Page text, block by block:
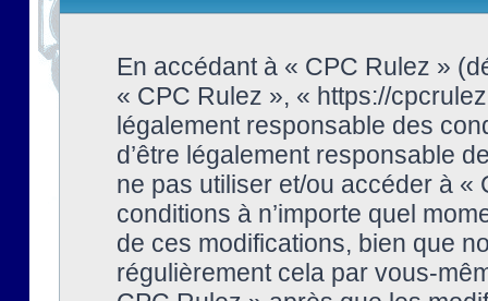
En accédant à « CPC Rulez »
« CPC Rulez », « https://
légalement responsable des
d’être légalement responsable
ne pas utiliser et/ou accéder à
conditions à n’importe quel
de ces modifications, bien que
régulièrement cela par vous-